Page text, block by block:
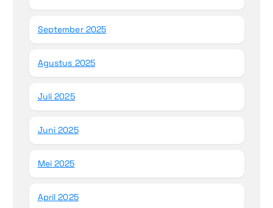
September 2025
Agustus 2025
Juli 2025
Juni 2025
Mei 2025
April 2025